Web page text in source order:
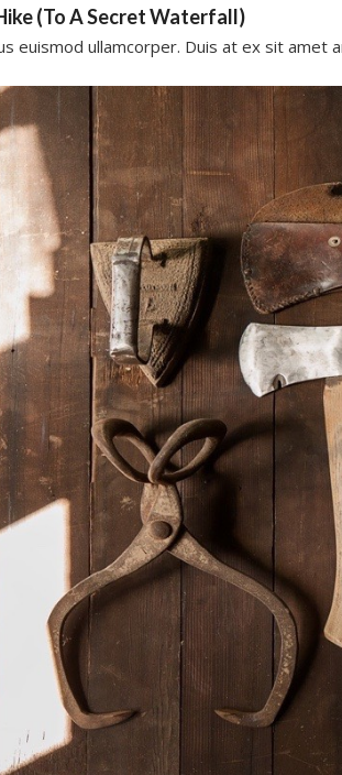
(To A Secret Waterfall)
euismod ullamcorper. Duis at ex sit amet